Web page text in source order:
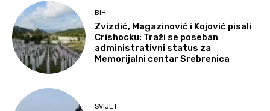
BIH
Zvizdić, Magazinović i Kojović pisali
Crishocku: Traži se poseban
administrativni status za
Memorijalni centar Srebrenica
SVIJET